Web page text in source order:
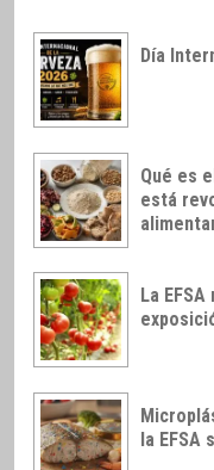
Día
Qué es
está
La
la